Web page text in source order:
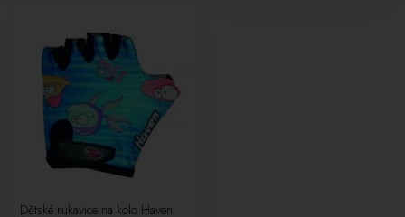
Dětské rukavice na kolo Haven